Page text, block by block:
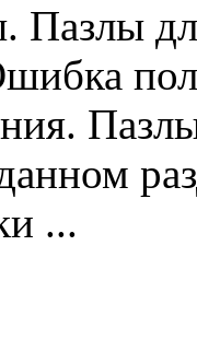
Пазлы
...